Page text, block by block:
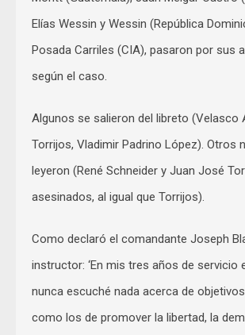
Elías Wessin y Wessin (República
Posada Carriles (CIA), pasaron por sus
según el caso.
Algunos se salieron del libreto (Velasco
Torrijos, Vladimir Padrino López). Otros
leyeron (René Schneider y Juan José
asesinados, al igual que Torrijos).
Como declaró el comandante Joseph
instructor: ‘En mis tres años de servicio
nunca escuché nada acerca de
como los de promover la libertad, la